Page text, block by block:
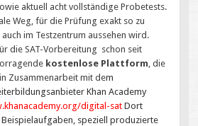
aktuell acht vollständige Probetests.
Weg, für die Prüfung exakt so zu
im Testzentrum aussehen wird.
die SAT-Vorbereitung schon seit
kostenlose Plattform , die
Zusammenarbeit mit dem
Khan Academy
digital-satDort
speziell produzierte